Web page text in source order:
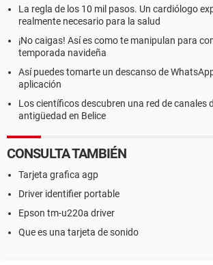
La regla de los 10 mil pasos. Un cardiólogo
realmente necesario para la salud
¡No caigas! Así es como te manipulan para
temporada navideña
Así puedes tomarte un descanso de
aplicación
Los científicos descubren una red de canales
antigüedad en Belice
CONSULTA TAMBIÉN
Tarjeta grafica agp
Driver identifier portable
Epson tm-u220a driver
Que es una tarjeta de sonido